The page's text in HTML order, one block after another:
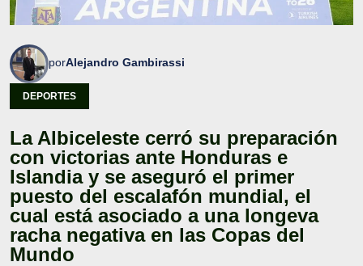
porAlejandro Gambirassi
DEPORTES
La Albiceleste cerró su preparación
con victorias ante Honduras e
Islandia y se aseguró el primer
puesto del escalafón mundial, el
cual está asociado a una longeva
racha negativa en las Copas del
Mundo